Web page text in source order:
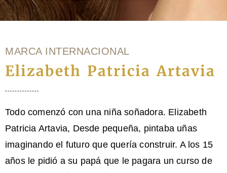
MARCA INTERNACIONAL
Elizabeth Patricia Artavia
Todo comenzó con una niña soñadora. Elizabeth
Patricia Artavia, Desde pequeña, pintaba uñas
imaginando el futuro que quería construir. A los 15
años le pidió a su papá que le pagara un curso de